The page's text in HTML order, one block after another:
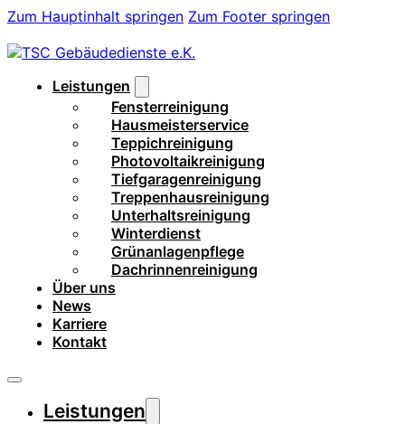
Zum Hauptinhalt springen Zum Footer springen
Leistungen
Fensterreinigung
Hausmeisterservice
Teppichreinigung
Photovoltaikreinigung
Tiefgaragenreinigung
Treppenhausreinigung
Unterhaltsreinigung
Winterdienst
Grünanlagenpflege
Dachrinnenreinigung
Über uns
News
Karriere
Kontakt
Leistungen